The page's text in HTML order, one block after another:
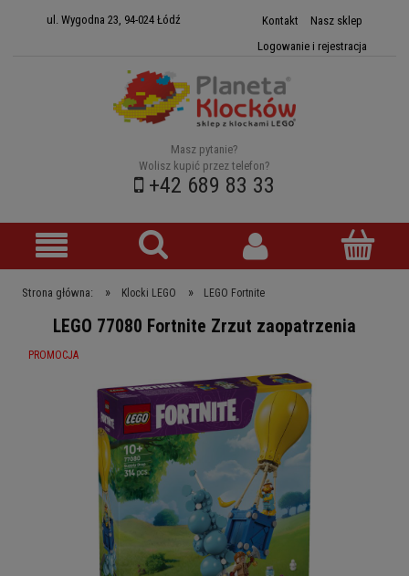
ul. Wygodna 23, 94-024 Łódź Kontakt
Nasz sklep
Logowanie i rejestracja
Masz pytanie?
Wolisz kupić przez telefon?
+42 689 83 33
Strona główna: » Klocki LEGO » LEGO Fortnite
LEGO 77080 Fortnite Zrzut zaopatrzenia
PROMOCJA